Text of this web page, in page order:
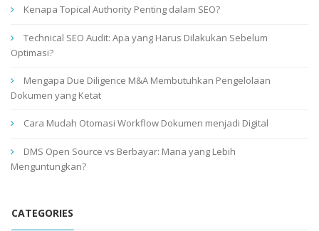
Kenapa Topical Authority Penting dalam SEO?
Technical SEO Audit: Apa yang Harus Dilakukan Sebelum
Optimasi?
Mengapa Due Diligence M&A Membutuhkan Pengelolaan
Dokumen yang Ketat
Cara Mudah Otomasi Workflow Dokumen menjadi Digital
DMS Open Source vs Berbayar: Mana yang Lebih
Menguntungkan?
CATEGORIES